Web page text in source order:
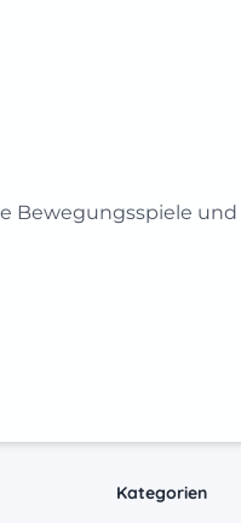
Bewegungsspiele
Kategorien